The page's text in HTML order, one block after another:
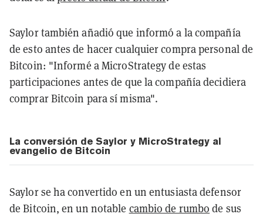
Saylor también añadió que informó a la compañía
de esto antes de hacer cualquier compra personal de
Bitcoin: "Informé a MicroStrategy de estas
participaciones antes de que la compañía decidiera
comprar Bitcoin para sí misma".
La conversión de Saylor y MicroStrategy al
evangelio de Bitcoin
Saylor se ha convertido en un entusiasta defensor
de Bitcoin, en un notable cambio de rumbo de sus